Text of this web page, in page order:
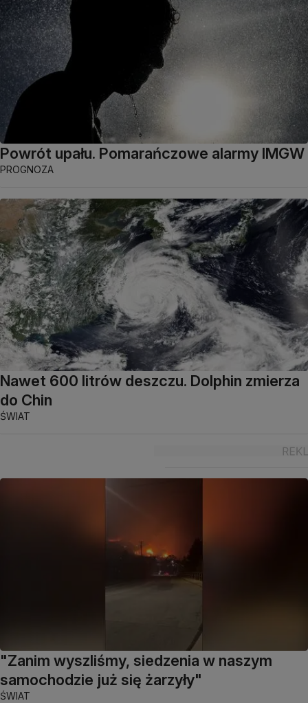
Powrót upału. Pomarańczowe alarmy IMGW
PROGNOZA
Nawet 600 litrów deszczu. Dolphin zmierza
do Chin
ŚWIAT
"Zanim wyszliśmy, siedzenia w naszym
samochodzie już się żarzyły"
ŚWIAT